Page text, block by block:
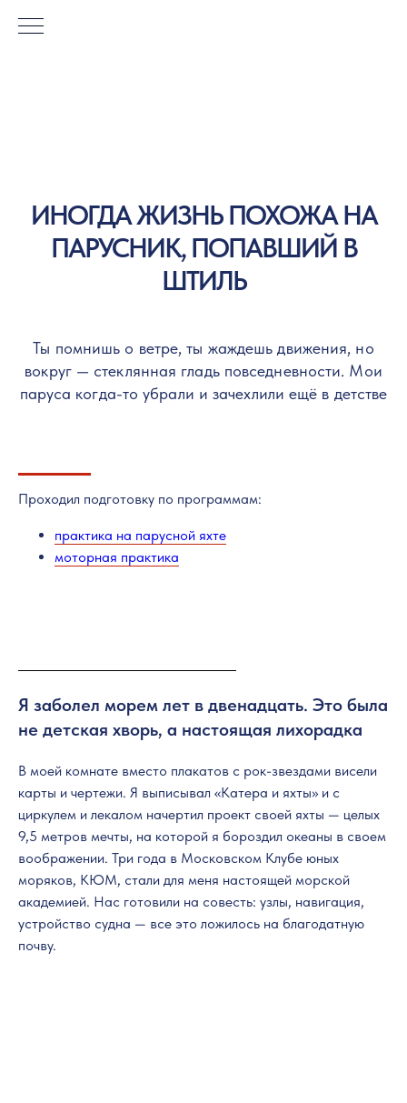
ИНОГДА ЖИЗНЬ ПОХОЖА НА
ПАРУСНИК, ПОПАВШИЙ В
ШТИЛЬ
Ты помнишь о ветре, ты жаждешь движения, но
вокруг — стеклянная гладь повседневности. Мои
паруса когда-то убрали и зачехлили ещё в детстве
Проходил подготовку по программам:
практика на парусной яхте
моторная практика
Я заболел морем лет в двенадцать. Это была
не детская хворь, а настоящая лихорадка
В моей комнате вместо плакатов с рок-звездами висели
карты и чертежи. Я выписывал «Катера и яхты» и с
циркулем и лекалом начертил проект своей яхты — целых
9,5 метров мечты, на которой я бороздил океаны в своем
воображении. Три года в Московском Клубе юных
моряков, КЮМ, стали для меня настоящей морской
академией. Нас готовили на совесть: узлы, навигация,
устройство судна — все это ложилось на благодатную
почву.